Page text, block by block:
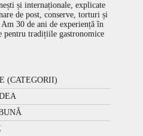
și internaționale, explicate
de post, conserve, torturi și
30 de ani de experiență în
pentru tradițiile gastronomice
(CATEGORII)